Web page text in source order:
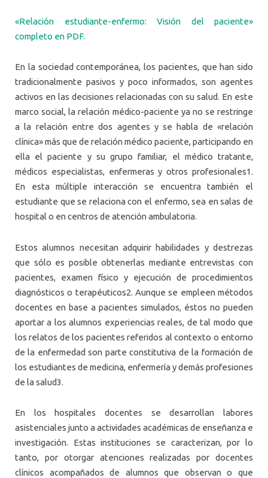
«Relación estudiante-enfermo: Visión del paciente»
completo en PDF.
En la sociedad contemporánea, los pacientes, que han sido
tradicionalmente pasivos y poco informados, son agentes
activos en las decisiones relacionadas con su salud. En este
marco social, la relación médico-paciente ya no se restringe
a la relación entre dos agentes y se habla de «relación
clínica» más que de relación médico paciente, participando en
ella el paciente y su grupo familiar, el médico tratante,
médicos especialistas, enfermeras y otros profesionales1.
En esta múltiple interacción se encuentra también el
estudiante que se relaciona con el enfermo, sea en salas de
hospital o en centros de atención ambulatoria.
Estos alumnos necesitan adquirir habilidades y destrezas
que sólo es posible obtenerlas mediante entrevistas con
pacientes, examen físico y ejecución de procedimientos
diagnósticos o terapéuticos2. Aunque se empleen métodos
docentes en base a pacientes simulados, éstos no pueden
aportar a los alumnos experiencias reales, de tal modo que
los relatos de los pacientes referidos al contexto o entorno
de la enfermedad son parte constitutiva de la formación de
los estudiantes de medicina, enfermería y demás profesiones
de la salud3.
En los hospitales docentes se desarrollan labores
asistenciales junto a actividades académicas de enseñanza e
investigación. Estas instituciones se caracterizan, por lo
tanto, por otorgar atenciones realizadas por docentes
clínicos acompañados de alumnos que observan o que